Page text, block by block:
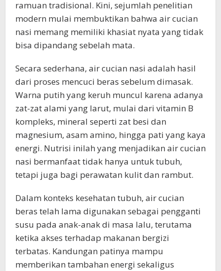
ramuan tradisional. Kini, sejumlah penelitian
modern mulai membuktikan bahwa air cucian
nasi memang memiliki khasiat nyata yang tidak
bisa dipandang sebelah mata.
Secara sederhana, air cucian nasi adalah hasil
dari proses mencuci beras sebelum dimasak.
Warna putih yang keruh muncul karena adanya
zat-zat alami yang larut, mulai dari vitamin B
kompleks, mineral seperti zat besi dan
magnesium, asam amino, hingga pati yang kaya
energi. Nutrisi inilah yang menjadikan air cucian
nasi bermanfaat tidak hanya untuk tubuh,
tetapi juga bagi perawatan kulit dan rambut.
Dalam konteks kesehatan tubuh, air cucian
beras telah lama digunakan sebagai pengganti
susu pada anak-anak di masa lalu, terutama
ketika akses terhadap makanan bergizi
terbatas. Kandungan patinya mampu
memberikan tambahan energi sekaligus